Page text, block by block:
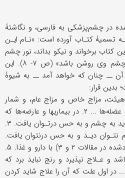
در چشم‌پزشکی به فارسی، و نگاشتۀ
تسمیۀ کتـاب آورده است: «نـام ایـن
کتاب برخواند و نیکو بداند، نور چشم
وی بر جا بماند و ... همیشه چشم وی روشن باشد» (ص ۷- ۸). این
بیشتر آن ــ چنان که خواهد آمد ــ به شیوۀ
قرار:
هیئت، مزاج خاص و مزاج عام، و شمار
طبقات، رطوبات، عضوها، پَیها و عضله‌ها ... ۲. در بیماریها و عارضه‌ها که
بیفتد در چشم که آن را بتوان دید به چشم و به حس درتـوان یافت. ۳.
نتـوان دیـد و به حس درنتوان یافت.
۴. در درمان بیماریهای چشم (یادشده در مقالات ۲ و ۳) با دارو و غذا. ۵.
و عـلاج نپذیرد و رنج نباید برد که
کرد ... در اول علت که آن را علاج شاید کردن